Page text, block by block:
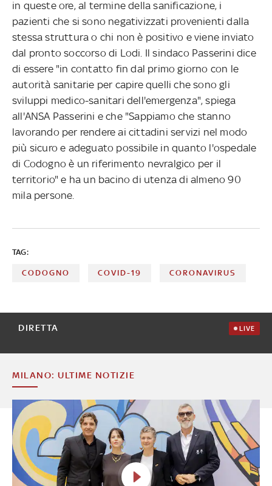
in queste ore, al termine della sanificazione, i
pazienti che si sono negativizzati provenienti dalla
stessa struttura o chi non è positivo e viene inviato
dal pronto soccorso di Lodi. Il sindaco Passerini dice
di essere "in contatto fin dal primo giorno con le
autorità sanitarie per capire quelli che sono gli
sviluppi medico-sanitari dell'emergenza", spiega
all'ANSA Passerini e che "Sappiamo che stanno
lavorando per rendere ai cittadini servizi nel modo
più sicuro e adeguato possibile in quanto l'ospedale
di Codogno è un riferimento nevralgico per il
territorio" e ha un bacino di utenza di almeno 90
mila persone.
TAG:
CODOGNO COVID-19 CORONAVIRUS
DIRETTA LIVE
MILANO: ULTIME NOTIZIE